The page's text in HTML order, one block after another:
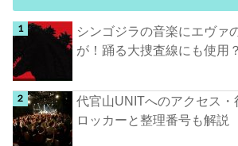
シンゴジラの音楽にエヴァ
が！踊る大捜査線にも使用？
代官山UNITへのアクセス
ロッカーと整理番号も解説